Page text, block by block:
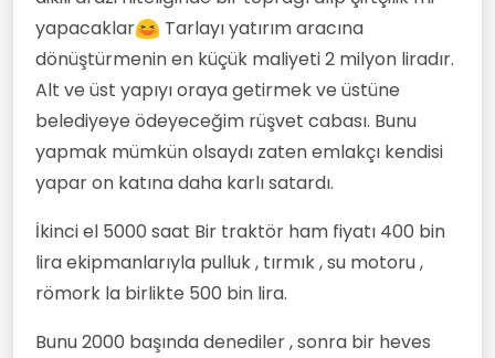
yapacaklar
Tarlayı yatırım aracına
dönüştürmenin en küçük maliyeti 2 milyon liradır.
Alt ve üst yapıyı oraya getirmek ve üstüne
belediyeye ödeyeceğim rüşvet cabası. Bunu
yapmak mümkün olsaydı zaten emlakçı kendisi
yapar on katına daha karlı satardı.
İkinci el 5000 saat Bir traktör ham fiyatı 400 bin
lira ekipmanlarıyla pulluk , tırmık , su motoru ,
römork la birlikte 500 bin lira.
Bunu 2000 başında denediler , sonra bir heves